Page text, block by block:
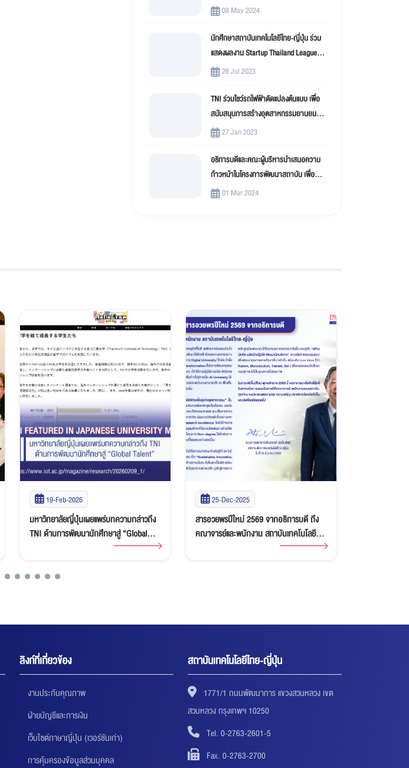
สารสนเทศ
08 May 2024
นักศึกษาสถาบันเทคโนโลยีไทย-ญี่ปุ่น ร่วม
แสดงผลงาน Startup Thailand League
202326 Jul 2023
TNI ร่วมโชว์รถไฟฟ้าดัดแปลงต้นแบบ เพื่อ
สนับสนุนการสร้างอุตสาหกรรมยานยนต์
ไฟฟ้าดัดแปลง (EV Conversion)
27 Jan 2023
อธิการบดีและคณะผู้บริหารนำเสนอความ
ก้าวหน้าในโครงการพัฒนาสถาบัน เพื่อขับ
เคลื่อน สถาบันเทคโนโลยีไทย-ญี่ปุ่น (TNI)
01 Mar 2024
19-Feb-2026
มหาวิทยาลัยญี่ปุ่นเผยแพร่บทความกล่าวถึง
TNI ด้านการพัฒนานักศึกษาสู่ “Global
25-Dec-2025
สารอวยพรปีใหม่ 2569 จากอธิการบดี ถึง
คณาจารย์และพนักงาน สถาบันเทคโนโลยี
ลิงก์ที่เกี่ยวข้อง
งานประกันคุณภาพ
ฝ่ายบัญชีและการเงิน
เว็บไซต์ภาษาญี่ปุ่น (เวอร์ชันเก่า)
การคุ้มครองข้อมูลส่วนบุคคล
สถาบันเทคโนโลยีไทย-ญี่ปุ่น
1771/1 ถนนพัฒนาการ แขวงสวนหลวง เขต
สวนหลวง กรุงเทพฯ 10250
Tel. 0-2763-2601-5
Fax. 0-2763-2700